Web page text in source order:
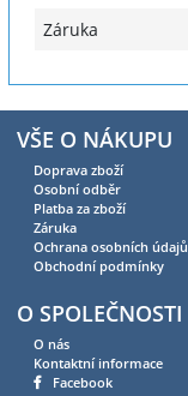
Záruka
VŠE O NÁKUPU
Doprava zboží
Osobní odběr
Platba za zboží
Záruka
Ochrana osobních údajů
Obchodní podmínky
O SPOLEČNOSTI
O nás
Kontaktní informace
Facebook